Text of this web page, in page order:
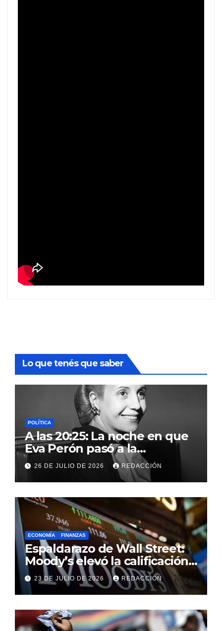
Lo que tenés que saber
POLÍTICA
A las 20:25: La noche en que
Eva Perón pasó a la
inmortalidad y nació el mito
que conmocionó a la Patria
26 DE JULIO DE 2026 REDACCIÓN
ECONOMÍA FINANZAS
Espaldarazo de Wall Street:
Moody’s elevó la calificación
crediticia argentina y
consolida la baja del riesgo
país
23 DE JULIO DE 2026 REDACCIÓN